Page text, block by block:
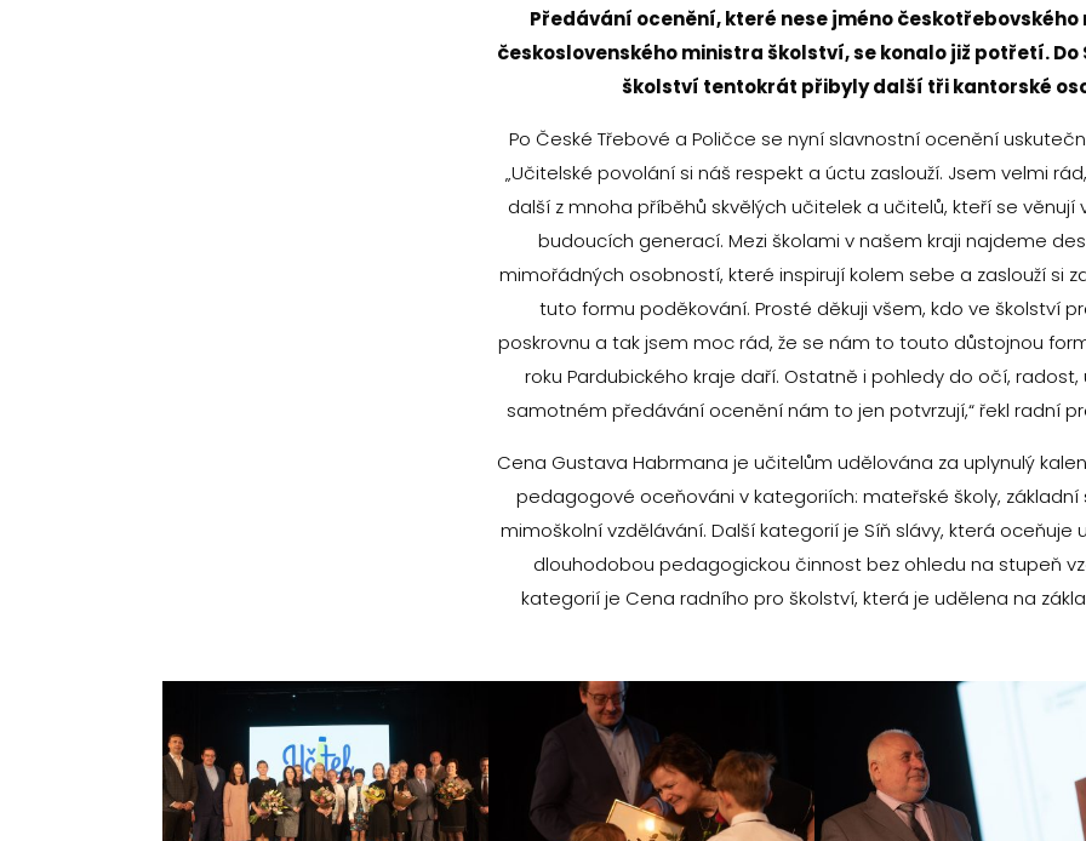
Předávání ocenění, které nese jméno
československého ministra školství, se konalo již potřetí.
školství tentokrát přibyly další tři kantorské
Po České Třebové a Poličce se nyní slavnostní ocenění
„Učitelské povolání si náš respekt a úctu zaslouží. Jsem velmi
další z mnoha příběhů skvělých učitelek a učitelů, kteří se věnují
budoucích generací. Mezi školami v našem kraji najdeme
mimořádných osobností, které inspirují kolem sebe a zaslouží si
tuto formu poděkování. Prosté děkuji všem, kdo ve školství
poskrovnu a tak jsem moc rád, že se nám to touto důstojnou
roku Pardubického kraje daří. Ostatně i pohledy do očí,
samotném předávání ocenění nám to jen potvrzují,“ řekl radní
Cena Gustava Habrmana je učitelům udělována za uplynulý
pedagogové oceňováni v kategoriích: mateřské školy, základní
mimoškolní vzdělávání. Další kategorií je Síň slávy, která oceňuje
dlouhodobou pedagogickou činnost bez ohledu na stupeň
kategorií je Cena radního pro školství, která je udělena na